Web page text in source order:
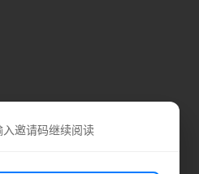
邀请码继续阅读